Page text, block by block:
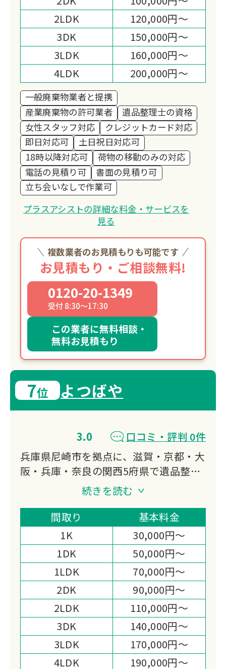
誠心誠意対応いたしますので、まずはお
気軽にお問い合わせください！
2LDK
120,000円～
3DK
150,000円～
3LDK
160,000円～
4LDK
200,000円～
一般廃棄物業者と提携
産業廃棄物の許可業者
遺品整理士の資格
女性スタッフ対応
クレジットカード対応
即日対応可
土日祝日対応可
18時以降対応可
荷物の移動のみの対応
電話の見積り可
書面の見積り可
立ち会いなしで作業可
プラスアシストの詳細な料金・サービスを
見る
複数業者のお見積もりも可能です
お見積もり・ご相談無料!
0120-20-1349
受付 8:30～17:30
この業者に無料相談・
無料お見積もり
7位 よつばや
3.0
口コミ・評判 0件
兵庫県尼崎市を拠点に、滋賀・京都・大
阪・兵庫・奈良の関西5府県で遺品整
理・生前整理・特殊清掃に対応していま
買取専門店としての幅広い査定力と、遺
品に込められた想いまで丁寧に受け取る
という姿勢が、関西全域で選ばれる理由
です。
続きを読む
間取り
基本料金
1K
30,000円～
1DK
50,000円～
1LDK
70,000円～
2DK
90,000円～
2LDK
110,000円～
3DK
140,000円～
3LDK
170,000円～
4LDK
190,000円～